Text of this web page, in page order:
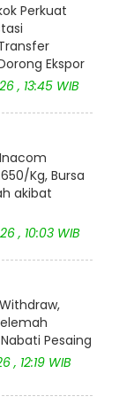
Perkuat
Ekspor
, 13:45 WIB
Inacom
Kg, Bursa
akibat
, 10:03 WIB
Pesaing
, 12:19 WIB